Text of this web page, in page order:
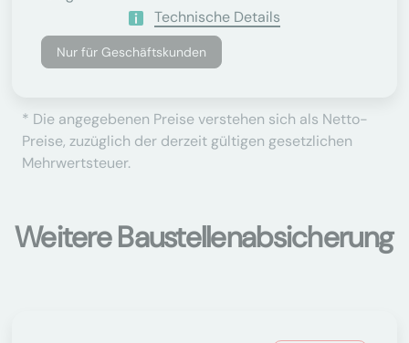
Technische Details
Nur für Geschäftskunden
* Die angegebenen Preise verstehen sich als Netto-
Preise, zuzüglich der derzeit gültigen gesetzlichen
Mehrwertsteuer.
Weitere Baustellenabsicherung